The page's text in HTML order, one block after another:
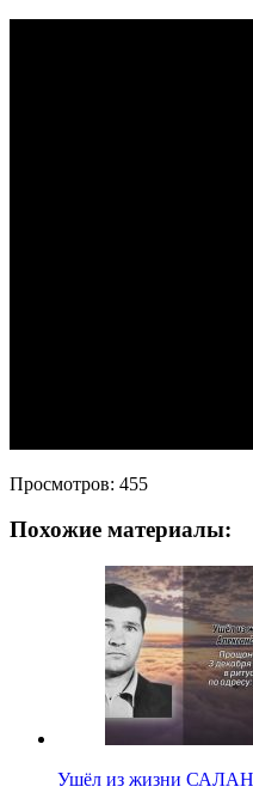
Просмотров: 455
Похожие материалы:
Ушёл из жизни